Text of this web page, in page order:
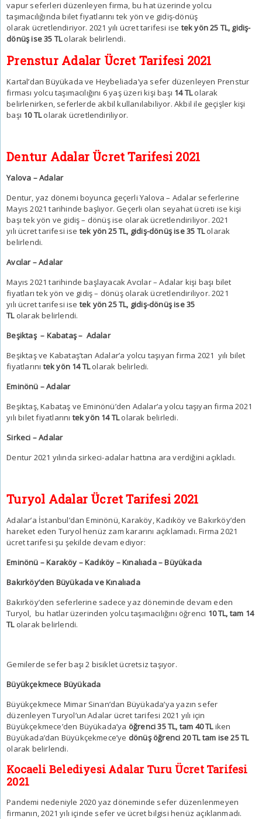
vapur seferleri düzenleyen firma, bu hat üzerinde yolcu
taşımacılığında bilet fiyatlarını tek yön ve gidiş-dönüş
olarak ücretlendiriyor. 2021 yılı ücret tarifesi ise tek yön 25 TL, gidiş-
dönüş ise 35 TLolarak belirlendi.
Prenstur Adalar Ücret Tarifesi 2021
Kartal’dan Büyükada ve Heybeliada’ya sefer düzenleyen Prenstur
firması yolcu taşımacılığını 6 yaş üzeri kişi başı 14 TLolarak
belirlenirken, seferlerde akbil kullanılabiliyor. Akbil ile geçişler kişi
başı 10 TLolarak ücretlendiriliyor.
Dentur Adalar Ücret Tarifesi 2021
Yalova – Adalar
Dentur, yaz dönemi boyunca geçerli Yalova – Adalar seferlerine
Mayıs 2021 tarihinde başlıyor. Geçerli olan seyahat ücreti ise kişi
başı tek yön ve gidiş – dönüş ise olarak ücretlendiriliyor. 2021
yılı ücret tarifesi ise tek yön 25 TL, gidiş-dönüş ise 35 TLolarak
belirlendi.
Avcılar – Adalar
Mayıs 2021 tarihinde başlayacak Avcılar – Adalar kişi başı bilet
fiyatları tek yön ve gidiş – dönüş olarak ücretlendiriliyor. 2021
yılı ücret tarifesi ise tek yön 25 TL, gidiş-dönüş ise 35
TLolarak belirlendi.
Beşiktaş – Kabataş – Adalar
Beşiktaş ve Kabataş’tan Adalar’a yolcu taşıyan firma 2021 yılı bilet
fiyatlarını tek yön 14 TLolarak belirledi.
Eminönü – Adalar
Beşiktaş, Kabataş ve Eminönü’den Adalar’a yolcu taşıyan firma 2021
yılı bilet fiyatlarını tek yön 14 TLolarak belirledi.
Sirkeci – Adalar
Dentur 2021 yılında sirkeci-adalar hattına ara verdiğini açıkladı.
Turyol Adalar Ücret Tarifesi 2021
Adalar’a İstanbul’dan Eminönü, Karaköy, Kadıköy ve Bakırköy’den
hareket eden Turyol henüz zam kararını açıklamadı. Firma 2021
ücret tarifesi şu şekilde devam ediyor:
Eminönü – Karaköy – Kadıköy – Kınalıada – Büyükada
Bakırköy’den Büyükada ve Kınalıada
Bakırköy’den seferlerine sadece yaz döneminde devam eden
Turyol, bu hatlar üzerinden yolcu taşımacılığını öğrenci 10 TL, tam 14
TLolarak belirlendi.
Gemilerde sefer başı 2 bisiklet ücretsiz taşıyor.
Büyükçekmece Büyükada
Büyükçekmece Mimar Sinan’dan Büyükada’ya yazın sefer
düzenleyen Turyol’un Adalar ücret tarifesi 2021 yılı için
Büyükçekmece’den Büyükada’ya öğrenci 35 TL, tam 40 TLiken
Büyükada’dan Büyükçekmece’ye dönüş öğrenci 20 TL tam ise 25 TL
olarak belirlendi.
Kocaeli Belediyesi Adalar Turu Ücret Tarifesi
2021
Pandemi nedeniyle 2020 yaz döneminde sefer düzenlenmeyen
firmanın, 2021 yılı içinde sefer ve ücret bilgisi henüz açıklanmadı.